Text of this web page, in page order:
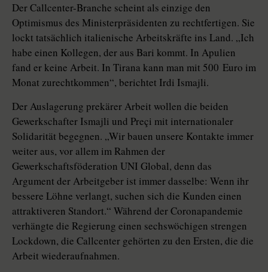
Der Callcenter-Branche scheint als einzige den
Optimismus des Ministerpräsidenten zu rechtfertigen. Sie
lockt tatsächlich italienische Arbeitskräfte ins Land. „Ich
habe einen Kollegen, der aus Bari kommt. In Apulien
fand er keine Arbeit. In Tirana kann man mit 500 Euro im
Monat zurechtkommen“, berichtet Irdi Ismajli.
Der Auslagerung prekärer Arbeit wollen die beiden
Gewerkschafter Is­maj­li und Preçi mit internationaler
Solidarität begegnen. „Wir bauen unsere Kontakte immer
weiter aus, vor allem im Rahmen der
Gewerkschaftsfödera­tion UNI Global, denn das
Argument der Arbeitgeber ist immer dasselbe: Wenn ihr
bessere Löhne verlangt, suchen sich die Kunden einen
attraktiveren Standort.“ Während der Coronapandemie
verhängte die Regierung einen sechswöchigen strengen
Lockdown, die Callcenter gehörten zu den Ersten, die die
Arbeit wiederaufnahmen.